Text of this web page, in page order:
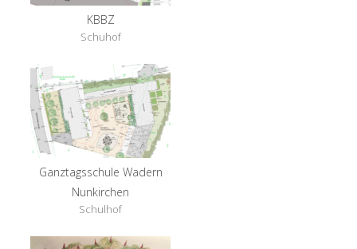
KBBZ
Schuhof
Ganztagsschule Wadern
Nunkirchen
Schulhof